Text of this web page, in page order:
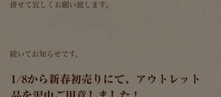
併せて宜しくお願い致します。
続いてお知らせです。
1/8から新春初売りにて、アウトレット